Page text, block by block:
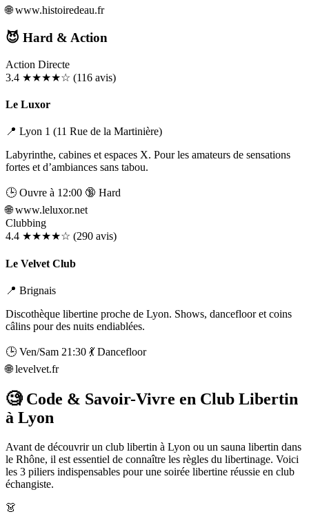
🌐www.histoiredeau.fr
😈 Hard & Action
Action Directe
3.4 ★★★★☆ (116 avis)
Le Luxor
📍 Lyon 1 (11 Rue de la Martinière)
Labyrinthe, cabines et espaces X. Pour les amateurs de sensations
fortes et d’ambiances sans tabou.
🕒 Ouvre à 12:00 🔞 Hard
🌐www.leluxor.net
Clubbing
4.4 ★★★★☆ (290 avis)
Le Velvet Club
📍 Brignais
Discothèque libertine proche de Lyon. Shows, dancefloor et coins
câlins pour des nuits endiablées.
🕒 Ven/Sam 21:30 💃 Dancefloor
🌐levelvet.fr
🧐 Code & Savoir-Vivre en Club Libertin
à Lyon
Avant de découvrir un club libertin à Lyon ou un sauna libertin dans
le Rhône, il est essentiel de connaître les règles du libertinage. Voici
les 3 piliers indispensables pour une soirée libertine réussie en club
échangiste.
👗